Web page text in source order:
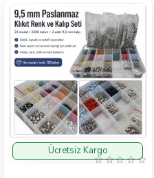
İndirimde
Ücretsiz Kargo